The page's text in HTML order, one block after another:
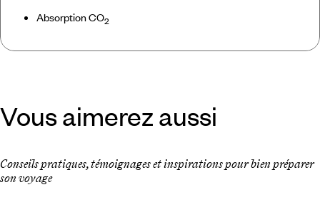
Absorption CO2
Vous aimerez aussi
Conseils pratiques, témoignages et inspirations pour bien préparer
son voyage